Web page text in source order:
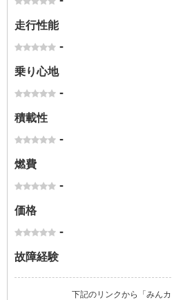
走行性能
-
乗り心地
-
積載性
-
燃費
-
価格
-
故障経験
下記のリンクから「みんカ